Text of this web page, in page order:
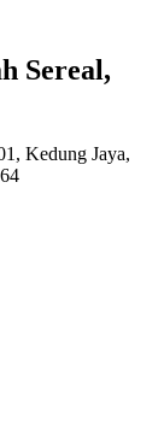
Sereal,
Kedung Jaya,